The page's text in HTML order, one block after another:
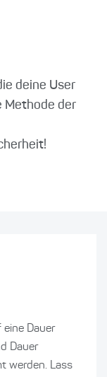
deine User
Methode der
Dauer
Dauer
werden. Lass